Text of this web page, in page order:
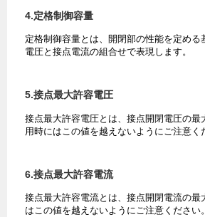
4.定格制御容量
定格制御容量とは、開閉部の性能を定める
電圧と接点電流の組合せで表現します。
5.接点最大許容電圧
接点最大許容電圧とは、接点開閉電圧の最
用時にはこの値を越えないようにご注意く
6.接点最大許容電流
接点最大許容電流とは、接点開閉電流の最
はこの値を越えないようにご注意ください。